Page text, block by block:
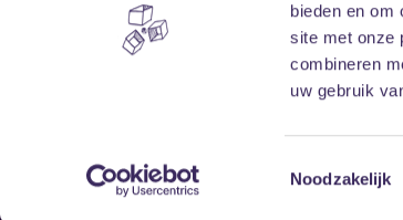
bieden en om
site met onze
combineren
uw gebruik
Noodzakelijk
Home
Vrijwilligers
Disclaimer
Toegankelijkheid
Privacy & cookies